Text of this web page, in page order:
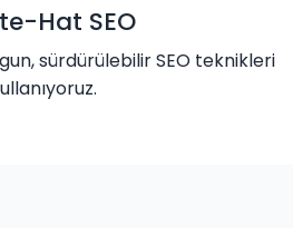
Hat SEO
sürdürülebilir SEO teknikleri